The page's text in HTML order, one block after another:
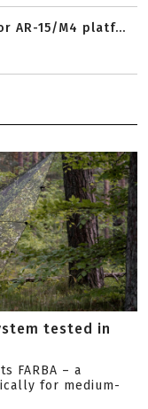
AR-15/M4 platf...
tested in
FARBA – a
for medium-